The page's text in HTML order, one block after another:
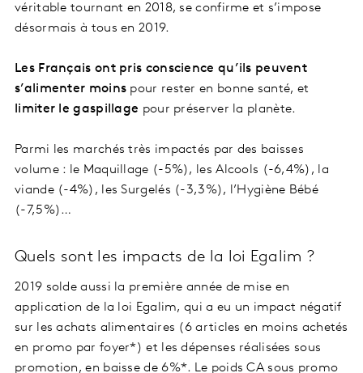
véritable tournant en 2018, se confirme et s’impose
désormais à tous en 2019.
Les Français ont pris conscience qu’ils peuvent
s’alimenter moins pour rester en bonne santé, et
limiter le gaspillage pour préserver la planète.
Parmi les marchés très impactés par des baisses
volume : le Maquillage (-5%), les Alcools (-6,4%), la
viande (-4%), les Surgelés (-3,3%), l’Hygiène Bébé
(-7,5%)…
Quels sont les impacts de la loi Egalim ?
2019 solde aussi la première année de mise en
application de la loi Egalim, qui a eu un impact négatif
sur les achats alimentaires (6 articles en moins achetés
en promo par foyer*) et les dépenses réalisées sous
promotion, en baisse de 6%*. Le poids CA sous promo